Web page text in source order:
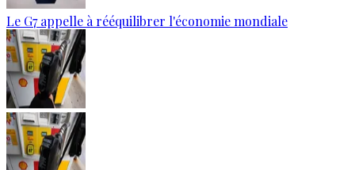
Le G7 appelle à rééquilibrer l'économie mondiale